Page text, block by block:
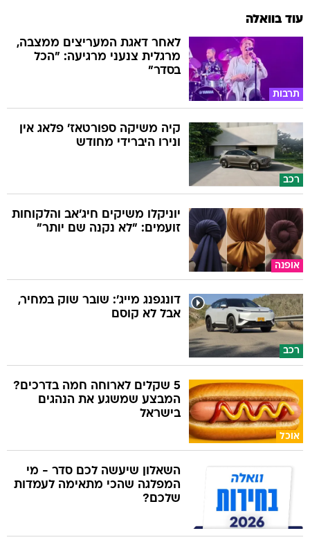
עוד בוואלה
תרבות
לאחר דאגת המעריצים ממצבה,
מרגלית צנעני מרגיעה: "הכל
בסדר"
רכב
קיה משיקה ספורטאז' פלאג אין
ונירו היברידי מחודש
אופנה
יוניקלו משיקים חיג'אב והלקוחות
זועמים: "לא נקנה שם יותר"
רכב
דונגפנג מייג': שובר שוק במחיר,
אבל לא קוסם
אוכל
5 שקלים לארוחה חמה בדרכים?
המבצע שמשגע את הנהגים
בישראל
השאלון שיעשה לכם סדר - מי
המפלגה שהכי מתאימה לעמדות
שלכם?